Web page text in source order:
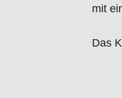
mit
Das